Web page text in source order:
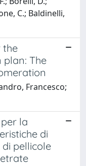
C.; Baldinelli,
the
plan: The
Francesco;
la
di
pellicole